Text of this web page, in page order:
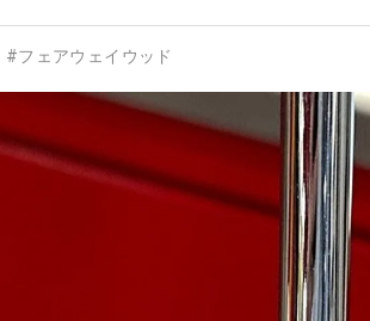
#フェアウェイウッド